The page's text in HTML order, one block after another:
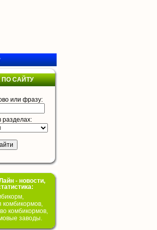
САЙТУ
или фразу:
разделах:
- новости,
комбикормов,
комбикормов,
заводы.